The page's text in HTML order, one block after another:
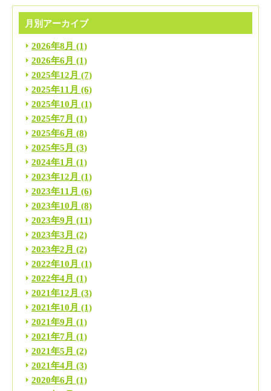
月別アーカイブ
2026年8月 (1)
2026年6月 (1)
2025年12月 (7)
2025年11月 (6)
2025年10月 (1)
2025年7月 (1)
2025年6月 (8)
2025年5月 (3)
2024年1月 (1)
2023年12月 (1)
2023年11月 (6)
2023年10月 (8)
2023年9月 (11)
2023年3月 (2)
2023年2月 (2)
2022年10月 (1)
2022年4月 (1)
2021年12月 (3)
2021年10月 (1)
2021年9月 (1)
2021年7月 (1)
2021年5月 (2)
2021年4月 (3)
2020年6月 (1)